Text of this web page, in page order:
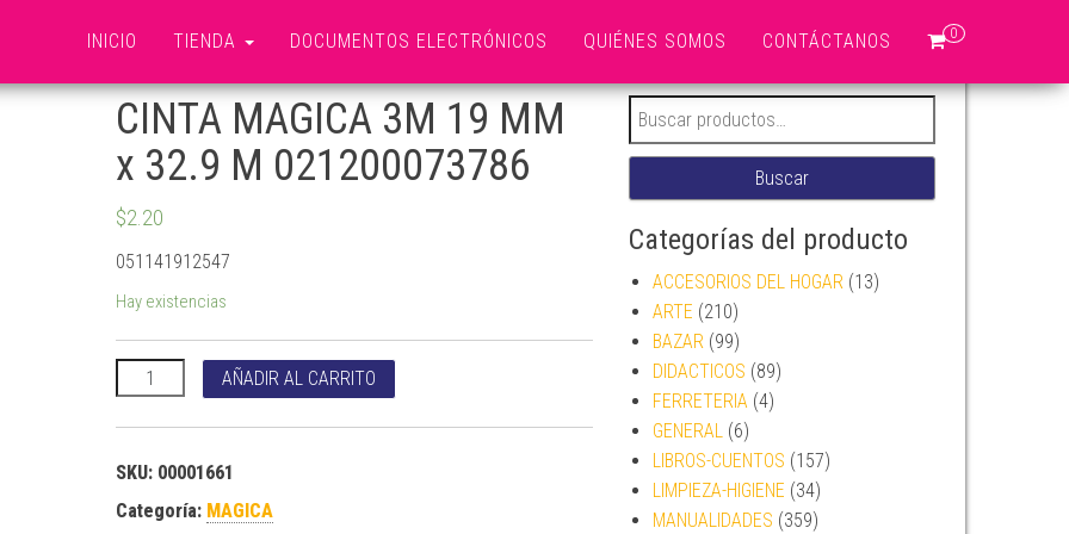
0
INICIO TIENDA DOCUMENTOS ELECTRÓNICOS QUIÉNES SOMOS CONTÁCTANOS
CINTA MAGICA 3M 19 MM
x 32.9 M 021200073786
$2.20
051141912547
Hay existencias
CINTA MAGICA 3M 19 MM x 32.9 M 021200073786 cantidad
AÑADIR AL CARRITO
SKU: 00001661
Categoría: MAGICA
Buscar por:
Buscar
Categorías del producto
ACCESORIOS DEL HOGAR (13)
ARTE (210)
BAZAR (99)
DIDACTICOS (89)
FERRETERIA (4)
GENERAL (6)
LIBROS-CUENTOS (157)
LIMPIEZA-HIGIENE (34)
MANUALIDADES (359)